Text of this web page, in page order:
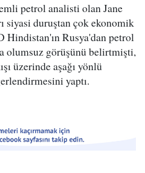
petrol analisti olan Jane
siyasi duruştan çok ekonomik
Rusya'dan petrol
olumsuz görüşünü belirtmişti,
üzerinde aşağı yönlü
yaptı.